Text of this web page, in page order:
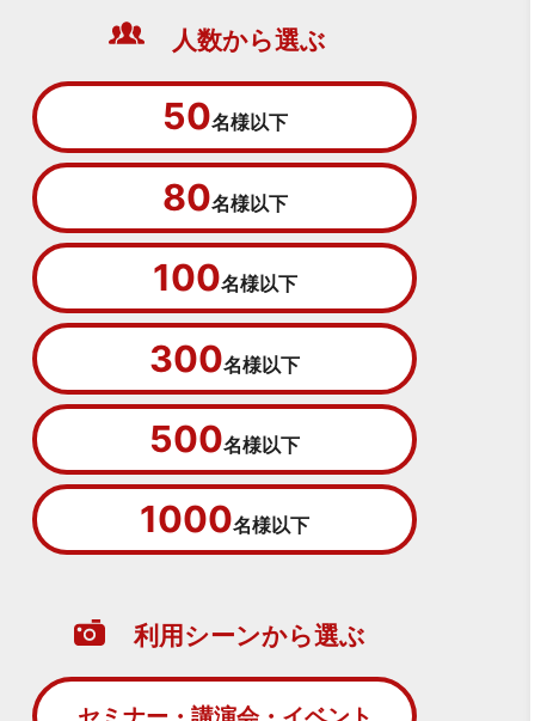
人数から選ぶ
50名様以下
80名様以下
100名様以下
300名様以下
500名様以下
1000名様以下
利用シーンから選ぶ